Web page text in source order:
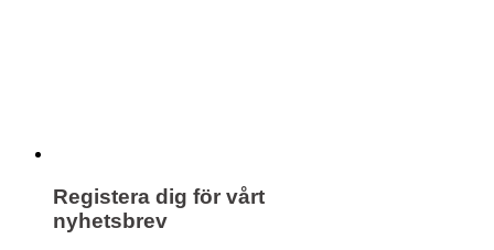
Registera dig för vårt
nyhetsbrev